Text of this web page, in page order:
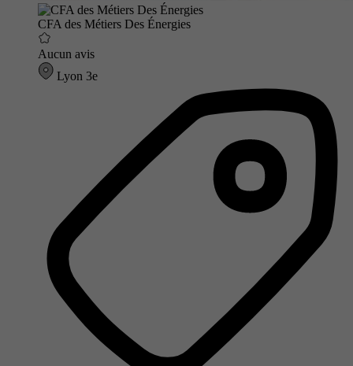
CFA des Métiers Des Énergies
Aucun avis
Lyon 3e